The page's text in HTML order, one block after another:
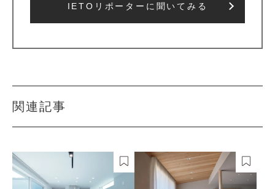
IETOリポーターに聞いてみる
関連記事